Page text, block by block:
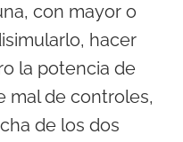
con mayor o
hacer
la potencia de
mal de controles,
de los dos